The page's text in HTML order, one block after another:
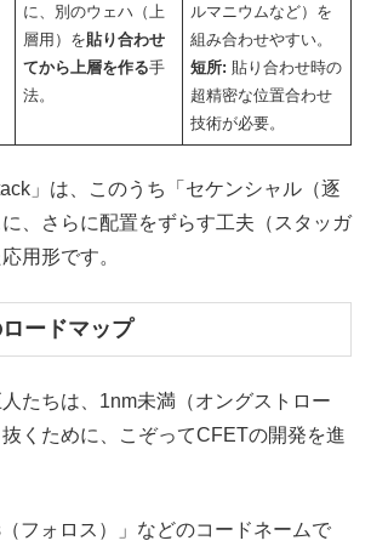
に、別のウェハ（上
層用）を 貼り合わせ
てから上層を作る手
法。
ルマニウムなど）を
組み合わせやすい。
短所: 貼り合わせ時の
超精密な位置合わせ
技術が必要。
」は、このうち「セケンシャル（逐
、さらに配置をずらす工夫（スタッガ
用形です。
ードマップ
たちは、1nm未満（オングストロー
くために、こぞってCFETの開発を進
（フォロス）」などのコードネームで